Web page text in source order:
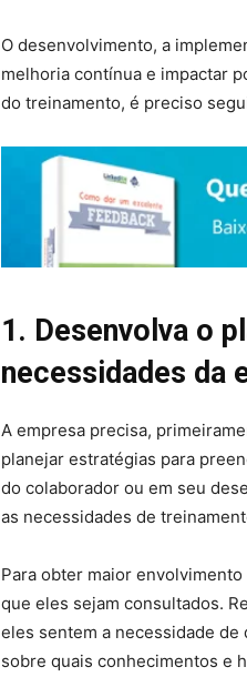
O desenvolvimento, a
melhoria contínua e impactar
do treinamento, é preciso
1. Desenvolva o
necessidades da
A empresa precisa,
planejar estratégias para
do colaborador ou em seu
as necessidades de
Para obter maior
que eles sejam consultados.
eles sentem a necessidade
sobre quais conhecimentos e